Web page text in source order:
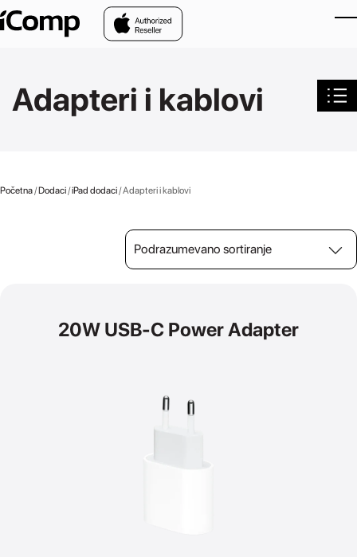
Skip to main content
Adapteri i kablovi
Početna/Dodaci/iPad dodaci/ Adapteri i kablovi
20W USB-C Power Adapter